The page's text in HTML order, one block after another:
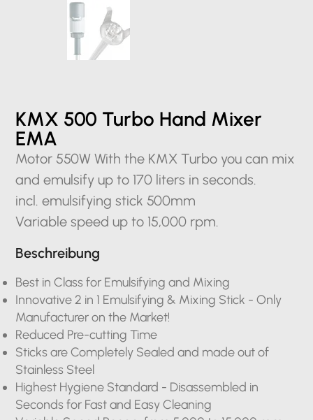
KMX 500 Turbo Hand Mixer
EMA
Motor 550W With the KMX Turbo you can mix
and emulsify up to 170 liters in seconds.
incl. emulsifying stick 500mm
Variable speed up to 15,000 rpm.
Beschreibung
Best in Class for Emulsifying and Mixing
Innovative 2 in 1 Emulsifying & Mixing Stick - Only
Manufacturer on the Market!
Reduced Pre-cutting Time
Sticks are Completely Sealed and made out of
Stainless Steel
Highest Hygiene Standard - Disassembled in
Seconds for Fast and Easy Cleaning